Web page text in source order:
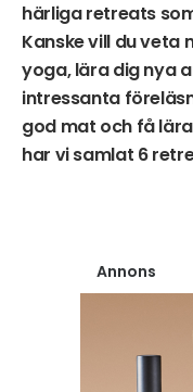
härliga retreats
Kanske vill du veta
yoga, lära dig nya
intressanta
god mat och få
har vi samlat 6
Annons